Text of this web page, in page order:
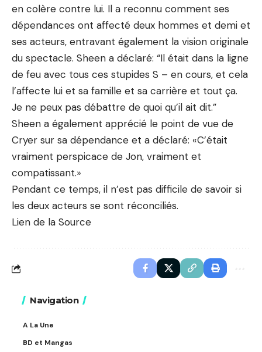
en colère contre lui. Il a reconnu comment ses
dépendances ont affecté deux hommes et demi et
ses acteurs, entravant également la vision originale
du spectacle. Sheen a déclaré: “Il était dans la ligne
de feu avec tous ces stupides S – en cours, et cela
l’affecte lui et sa famille et sa carrière et tout ça.
Je ne peux pas débattre de quoi qu’il ait dit.”
Sheen a également apprécié le point de vue de
Cryer sur sa dépendance et a déclaré: «C’était
vraiment perspicace de Jon, vraiment et
compatissant.»
Pendant ce temps, il n’est pas difficile de savoir si
les deux acteurs se sont réconciliés.
Lien de la Source
Navigation
A La Une
BD et Mangas